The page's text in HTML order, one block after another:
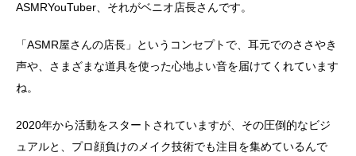
ASMRYouTuber、それがベニオ店長さんです。
「ASMR屋さんの店長」というコンセプトで、耳元でのささやき
声や、さまざまな道具を使った心地よい音を届けてくれています
ね。
2020年から活動をスタートされていますが、その圧倒的なビジ
ュアルと、プロ顔負けのメイク技術でも注目を集めているんで